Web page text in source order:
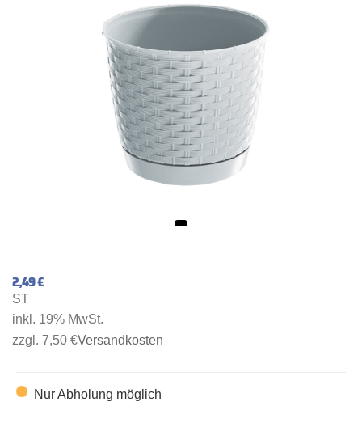
2,49 €
ST
inkl. 19% MwSt.
zzgl. 7,50 €Versandkosten
Nur Abholung möglich